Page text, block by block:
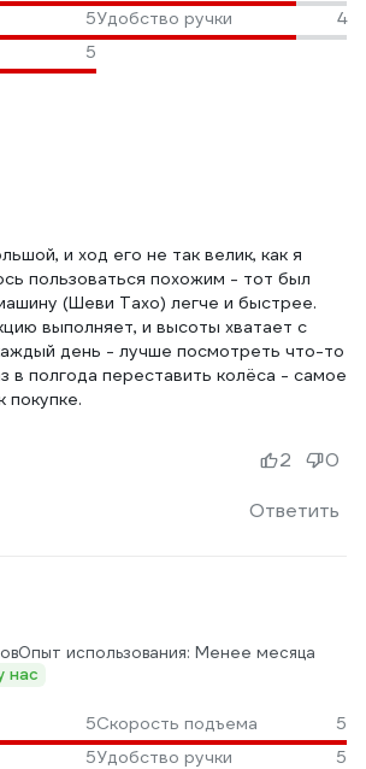
5Удобство ручки
4
5
и ход его не так велик, как я
пользоваться похожим - тот был
(Шеви Тахо) легче и быстрее.
выполняет, и высоты хватает с
день - лучше посмотреть что-то
в полгода переставить колёса - самое
покупке.
Ответить
2 0
Опыт использования: Менее месяца
нас
5Скорость подъема
5
5Удобство ручки
5